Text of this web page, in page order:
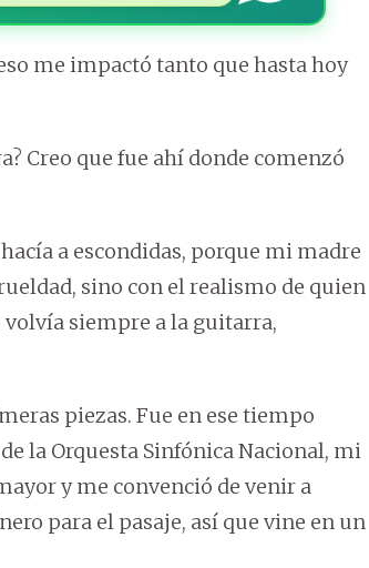
me impactó tanto que hasta hoy
Creo que fue ahí donde comenzó
a escondidas, porque mi madre
sino con el realismo de quien
volvía siempre a la guitarra,
piezas. Fue en ese tiempo
la Orquesta Sinfónica Nacional, mi
y me convenció de venir a
para el pasaje, así que vine en un